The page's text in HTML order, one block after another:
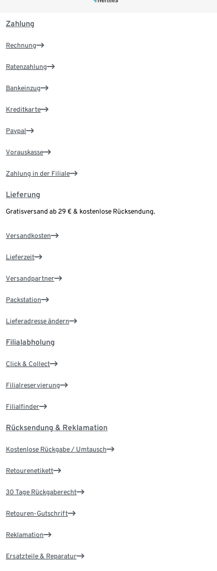
Zahlung
Rechnung
Ratenzahlung
Bankeinzug
Kreditkarte
Paypal
Vorauskasse
Zahlung in der Filiale
Lieferung
Gratisversand ab 29 € & kostenlose Rücksendung.
Versandkosten
Lieferzeit
Versandpartner
Packstation
Lieferadresse ändern
Filialabholung
Click & Collect
Filialreservierung
Filialfinder
Rücksendung & Reklamation
Kostenlose Rückgabe / Umtausch
Retourenetikett
30 Tage Rückgaberecht
Retouren-Gutschrift
Reklamation
Ersatzteile & Reparatur